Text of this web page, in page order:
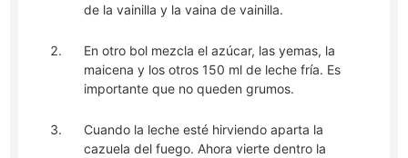
de la vainilla y la vaina de vainilla.
En otro bol mezcla el azúcar, las yemas, la
maicena y los otros 150 ml de leche fría. Es
importante que no queden grumos.
Cuando la leche esté hirviendo aparta la
cazuela del fuego. Ahora vierte dentro la